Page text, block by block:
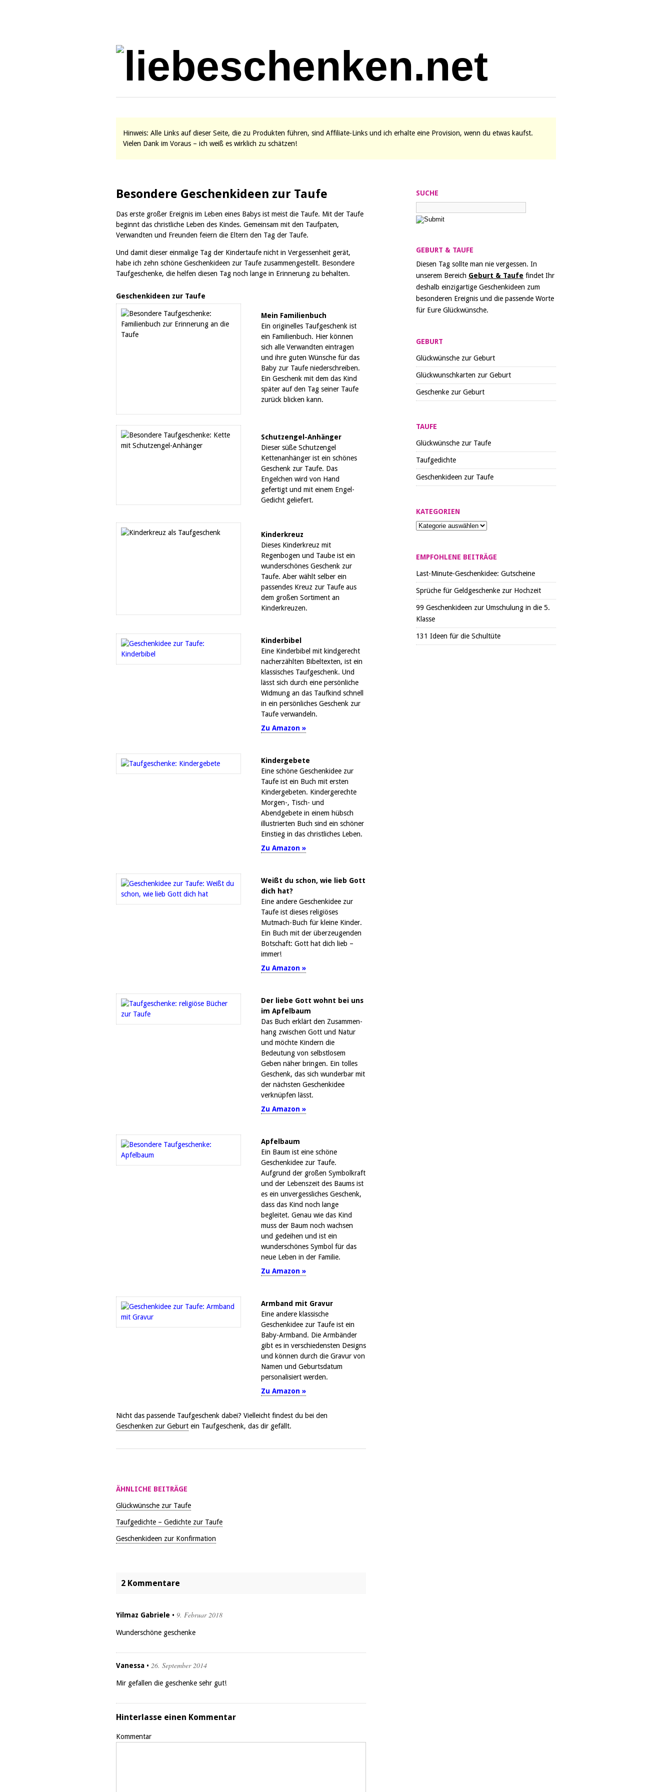
Hinweis: Alle Links auf dieser Seite, die zu Produkten führen, sind Affiliate-Links und ich erhalte eine Provision, wenn du etwas kaufst.
Vielen Dank im Voraus – ich weiß es wirklich zu schätzen!
Besondere Geschenkideen zur Taufe
Das erste großer Ereignis im Leben eines Babys ist meist die Taufe. Mit der Taufe
beginnt das christliche Leben des Kindes. Gemeinsam mit den Taufpaten,
Verwandten und Freunden feiern die Eltern den Tag der Taufe.
Und damit dieser einmalige Tag der Kindertaufe nicht in Vergessenheit gerät,
habe ich zehn schöne Geschenkideen zur Taufe zusammengestellt. Besondere
Taufgeschenke, die helfen diesen Tag noch lange in Erinnerung zu behalten.
Geschenkideen zur Taufe
Mein Familienbuch
Ein originelles Taufgeschenk ist
ein Familienbuch. Hier können
sich alle Verwandten eintragen
und ihre guten Wünsche für das
Baby zur Taufe niederschreiben.
Ein Geschenk mit dem das Kind
später auf den Tag seiner Taufe
zurück blicken kann.
Schutzengel-Anhänger
Dieser süße Schutzengel
Kettenanhänger ist ein schönes
Geschenk zur Taufe. Das
Engelchen wird von Hand
gefertigt und mit einem Engel-
Gedicht geliefert.
Kinderkreuz
Dieses Kinderkreuz mit
Regenbogen und Taube ist ein
wunderschönes Geschenk zur
Taufe. Aber wählt selber ein
passendes Kreuz zur Taufe aus
dem großen Sortiment an
Kinderkreuzen.
Kinderbibel
Eine Kinderbibel mit kindgerecht
nacherzählten Bibeltexten, ist ein
klassisches Taufgeschenk. Und
lässt sich durch eine persönliche
Widmung an das Taufkind schnell
in ein persönliches Geschenk zur
Taufe verwandeln.
Zu Amazon »
Kindergebete
Eine schöne Geschenkidee zur
Taufe ist ein Buch mit ersten
Kindergebeten. Kindergerechte
Morgen-, Tisch- und
Abendgebete in einem hübsch
illustrierten Buch sind ein schöner
Einstieg in das christliches Leben.
Zu Amazon »
Weißt du schon, wie lieb Gott
dich hat?
Eine andere Geschenkidee zur
Taufe ist dieses religiöses
Mutmach-Buch für kleine Kinder.
Ein Buch mit der überzeugenden
Botschaft: Gott hat dich lieb –
immer!
Zu Amazon »
Der liebe Gott wohnt bei uns
im Apfelbaum
Das Buch erklärt den Zusammen-
hang zwischen Gott und Natur
und möchte Kindern die
Bedeutung von selbstlosem
Geben näher bringen. Ein tolles
Geschenk, das sich wunderbar mit
der nächsten Geschenkidee
verknüpfen lässt.
Zu Amazon »
Apfelbaum
Ein Baum ist eine schöne
Geschenkidee zur Taufe.
Aufgrund der großen Symbolkraft
und der Lebenszeit des Baums ist
es ein unvergessliches Geschenk,
dass das Kind noch lange
begleitet. Genau wie das Kind
muss der Baum noch wachsen
und gedeihen und ist ein
wunderschönes Symbol für das
neue Leben in der Familie.
Zu Amazon »
Armband mit Gravur
Eine andere klassische
Geschenkidee zur Taufe ist ein
Baby-Armband. Die Armbänder
gibt es in verschiedensten Designs
und können durch die Gravur von
Namen und Geburtsdatum
personalisiert werden.
Zu Amazon »
Nicht das passende Taufgeschenk dabei? Vielleicht findest du bei den
Geschenken zur Geburt ein Taufgeschenk, das dir gefällt.
ÄHNLICHE BEITRÄGE
Glückwünsche zur Taufe
Taufgedichte – Gedichte zur Taufe
Geschenkideen zur Konfirmation
2 Kommentare
Yilmaz Gabriele • 9. Februar 2018
Wunderschöne geschenke
Vanessa • 26. September 2014
Mir gefallen die geschenke sehr gut!
Hinterlasse einen Kommentar
Kommentar
SUCHE
GEBURT & TAUFE
Diesen Tag sollte man nie vergessen. In
unserem Bereich Geburt & Taufe findet Ihr
deshalb einzigartige Geschenkideen zum
besonderen Ereignis und die passende Worte
für Eure Glückwünsche.
GEBURT
Glückwünsche zur Geburt
Glückwunschkarten zur Geburt
Geschenke zur Geburt
TAUFE
Glückwünsche zur Taufe
Taufgedichte
Geschenkideen zur Taufe
KATEGORIEN
EMPFOHLENE BEITRÄGE
Last-Minute-Geschenkidee: Gutscheine
Sprüche für Geldgeschenke zur Hochzeit
99 Geschenkideen zur Umschulung in die 5.
Klasse
131 Ideen für die Schultüte